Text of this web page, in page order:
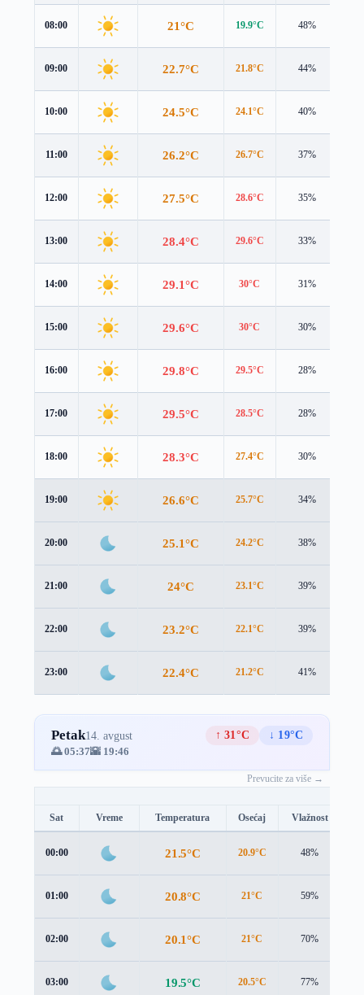
08:00 21°C 19.9°C 48%
09:00 22.7°C 21.8°C 44%
10:00 24.5°C 24.1°C 40%
11:00 26.2°C 26.7°C 37%
12:00 27.5°C 28.6°C 35%
13:00 28.4°C 29.6°C 33%
14:00 29.1°C 30°C 31%
15:00 29.6°C 30°C 30%
16:00 29.8°C 29.5°C 28%
17:00 29.5°C 28.5°C 28%
18:00 28.3°C 27.4°C 30%
19:00 26.6°C 25.7°C 34%
20:00 25.1°C 24.2°C 38%
21:00 24°C 23.1°C 39%
22:00 23.2°C 22.1°C 39%
23:00 22.4°C 21.2°C 41%
Petak14. avgust ↑ 31°C
↓ 19°C
🌅 05:37🌇 19:46
Prevucite za više →
Sat Vreme Temperatura Osećaj Vlažnost
00:00 21.5°C 20.9°C 48%
01:00 20.8°C 21°C 59%
02:00 20.1°C 21°C 70%
03:00 19.5°C 20.5°C 77%